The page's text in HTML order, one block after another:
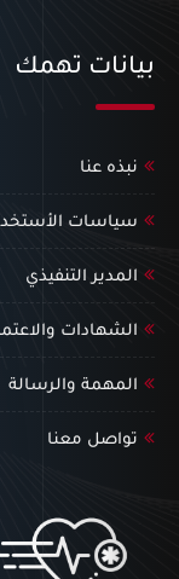
بيانات تهمك
نبذه عنا
سياسات
المدير التنفيذي
الشهادات
المهمة والرسالة
تواصل معنا